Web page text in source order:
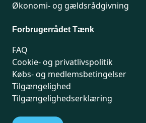
Økonomi- og gældsrådgivning
Forbrugerrådet Tænk
FAQ
Cookie- og privatlivspolitik
Købs- og medlemsbetingelser
Tilgængelighed
Tilgængelighedserklæring